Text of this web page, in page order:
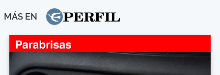
MÁS EN